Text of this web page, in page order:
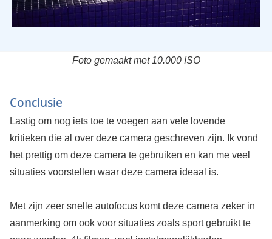
Foto gemaakt met 10.000 ISO
Conclusie
Lastig om nog iets toe te voegen aan vele lovende
kritieken die al over deze camera geschreven zijn. Ik vond
het prettig om deze camera te gebruiken en kan me veel
situaties voorstellen waar deze camera ideaal is.
Met zijn zeer snelle autofocus komt deze camera zeker in
aanmerking om ook voor situaties zoals sport gebruikt te